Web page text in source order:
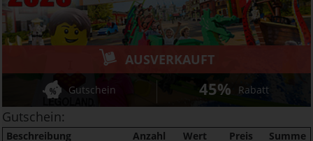
AUSVERKAUFT
Gutschein 45% Rabatt
Gutschein:
Beschreibung Anzahl Wert Preis Summe